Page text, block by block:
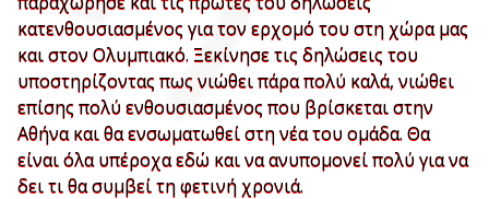
κατενθουσιασμένος για τον ερχομό του στη χώρα μας
και στον Ολυμπιακό. Ξεκίνησε τις δηλώσεις του
υποστηρίζοντας πως νιώθει πάρα πολύ καλά, νιώθει
επίσης πολύ ενθουσιασμένος που βρίσκεται στην
Αθήνα και θα ενσωματωθεί στη νέα του ομάδα. Θα
είναι όλα υπέροχα εδώ και να ανυπομονεί πολύ για να
δει τι θα συμβεί τη φετινή χρονιά.